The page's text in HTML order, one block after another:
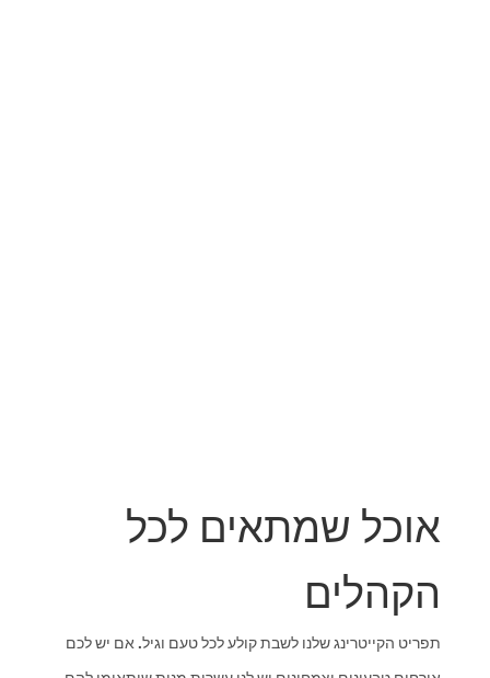
אוכל שמתאים לכל
הקהלים
תפריט הקייטרינג שלנו לשבת קולע לכל טעם וגיל. אם יש לכם